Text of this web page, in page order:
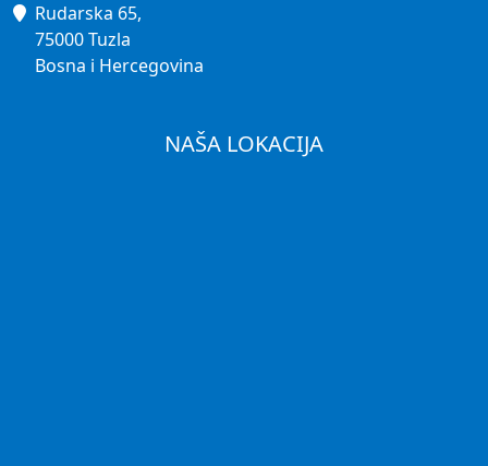
Rudarska 65,
75000 Tuzla
Bosna i Hercegovina
NAŠA LOKACIJA